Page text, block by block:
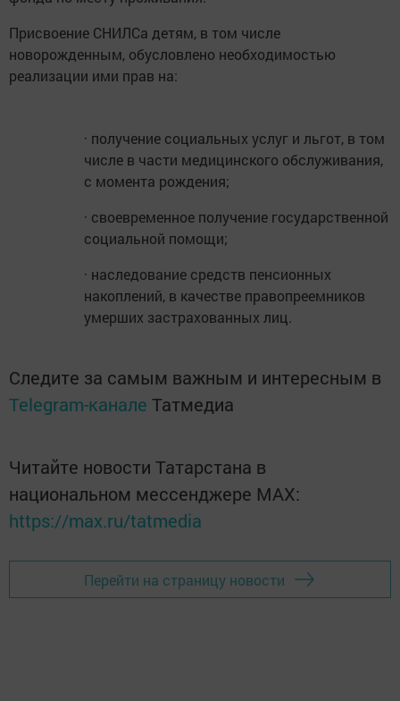
Присвоение СНИЛСа детям, в том числе
новорожденным, обусловлено необходимостью
реализации ими прав на:
· получение социальных услуг и льгот, в том
числе в части медицинского обслуживания,
с момента рождения;
· своевременное получение государственной
социальной помощи;
· наследование средств пенсионных
накоплений, в качестве правопреемников
умерших застрахованных лиц.
Следите за самым важным и интересным в
Telegram-канале Татмедиа
Читайте новости Татарстана в
национальном мессенджере MАХ:
https://max.ru/tatmedia
Перейти на страницу новости